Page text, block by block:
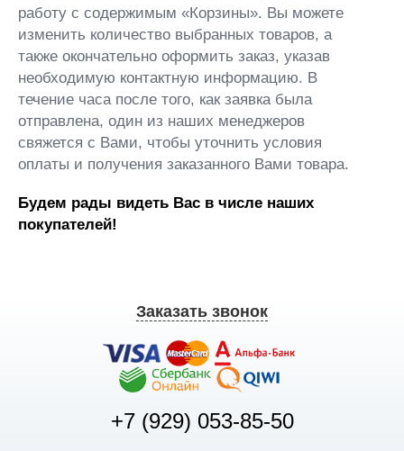
работу с содержимым «Корзины». Вы можете
изменить количество выбранных товаров, а
также окончательно оформить заказ, указав
необходимую контактную информацию. В
течение часа после того, как заявка была
отправлена, один из наших менеджеров
свяжется с Вами, чтобы уточнить условия
оплаты и получения заказанного Вами товара.
Будем рады видеть Вас в числе наших
покупателей!
Заказать звонок
+7 (929) 053-85-50